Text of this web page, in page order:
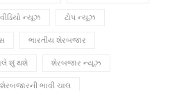
ન્યૂઝ ટોપ ન્યૂઝ
ભારતીય શેરબજાર
શું થશે શેરબજાર ન્યૂઝ
શેરબજારની ભાવી ચાલ